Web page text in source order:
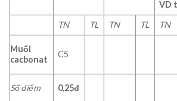
VD
TN
TL TN TL TN
Muối
cacbonat
C5
Số điểm 0,25đ